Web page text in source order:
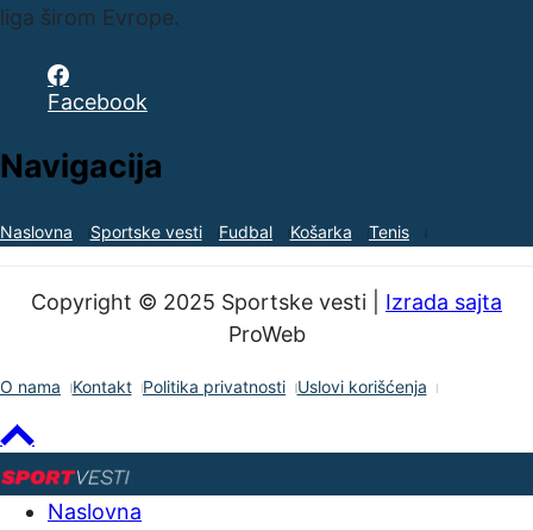
liga širom Evrope.
Facebook
Navigacija
Naslovna Sportske vesti Fudbal Košarka Tenis
Copyright © 2025 Sportske vesti | Izrada sajta
ProWeb
O nama Kontakt Politika privatnosti Uslovi korišćenja
Naslovna